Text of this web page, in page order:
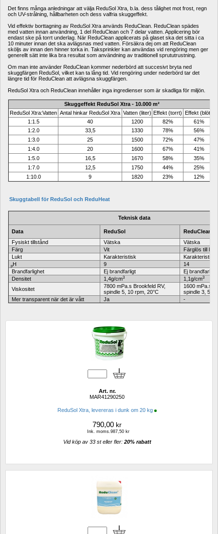
Det finns många anledningar att välja ReduSol Xtra, b.la. dess tålighet mot frost, regn
och UV-strålning, hållbarheten och dess valfria skuggeffekt.
Vid effektiv borttagning av ReduSol Xtra används ReduClean. ReduClean spädes
med vatten innan användning, 1 del ReduClean och 7 delar vatten. Applicering bör
endast ske på torrt underlag. När ReduClean applicerats på glaset ska det sitta i ca
10 minuter innan det ska avlägsnas med vatten. Försäkra dej om att ReduClean
sköljs av innan den hinner torka in. Taksprinkler kan användas vid rengöring men ger
generellt sätt inte lika bra resultat som användning av traditionell sprututrustning.
Om man inte använder ReduClean kommer nederbörd att succesivt bryta ned
skuggfärgen ReduSol, vilket kan ta lång tid. Vid rengöring under nederbörd tar det
längre tid för ReduClean att avlägsna skuggfärgen.
ReduSol Xtra och ReduClean innehåller inga ingredienser som är skadliga för miljön.
Skuggeffekt ReduSol Xtra - 10.000 m²
ReduSol Xtra:Vatten Antal hinkar ReduSol Xtra Vatten (liter) Effekt (torrt) Effekt (blött)
1:1.5
40 1200 82%
61%
1:2.0
33,5 1330 78%
56%
1:3.0
25 1500 72%
47%
1:4.0
20 1600 67%
41%
1:5.0
16,5 1670 58%
35%
1:7.0
12,5 1750 44%
25%
1:10.0
9 1820 23% 12%
Skuggtabell för ReduSol och ReduHeat
Teknisk data
Data ReduSol
ReduClean
Fysiskt tillstånd
Vätska
Vätska
Färg
Vit
Färglös till lätt
Lukt
Karakteristisk Karakteristisk
pH 9
14
Brandfarlighet
Ej brandfarligt
Ej brandfarligt
Densitet
1,4g/cm3 1,1g/cm3
Viskositet
7800 mPa.s Brookfeld RV,
spindle 5, 10 rpm, 20°C
1600 mPa.s
spindle 3, 5
Mer transparent när det är vått
Ja -
Art. nr.
MAR41290250
ReduSol Xtra, levereras i dunk om 20 kg
790,00 kr
Ink. moms.987,50 kr
Vid köp av 33 st eller fler: 20% rabatt